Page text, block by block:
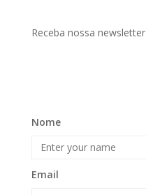
Receba nossa newsletter
Nome
Email